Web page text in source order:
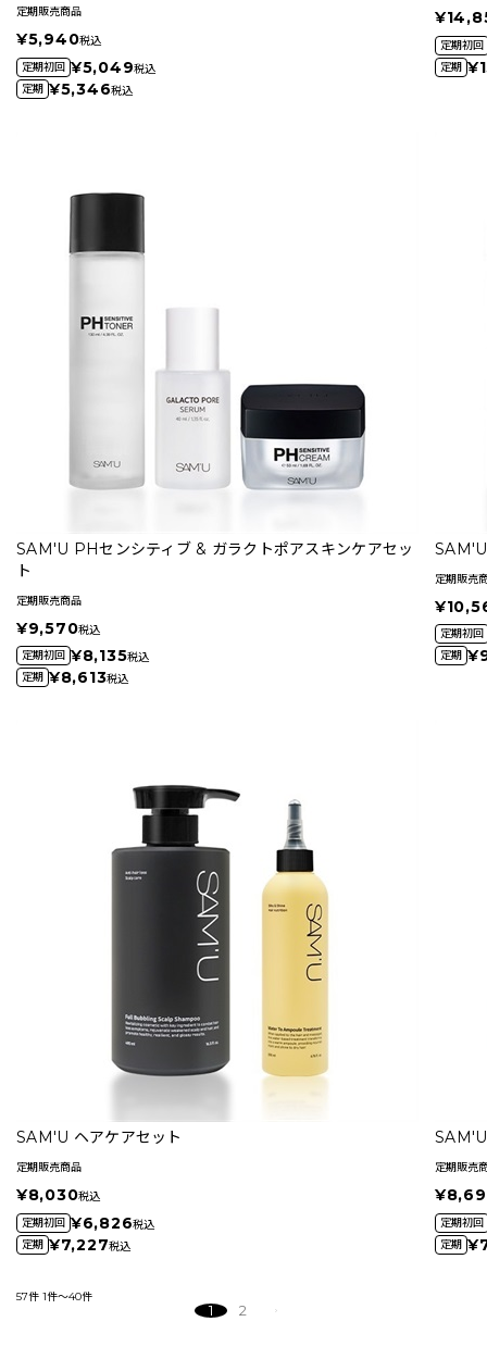
定期販売商品
¥5,940税込
定期初回 ¥5,049税込
定期 ¥5,346税込
定期初回
定期
SAM'U PHセンシティブ & ガラクトポアスキンケアセッ
ト
定期販売商品
¥9,570税込
定期初回 ¥8,135税込
定期 ¥8,613税込
定期販売
定期初回
定期
SAM'U ヘアケアセット
定期販売商品
¥8,030税込
定期初回 ¥6,826税込
定期 ¥7,227税込
定期販売
定期初回
定期
57件 1件～40件
1 2